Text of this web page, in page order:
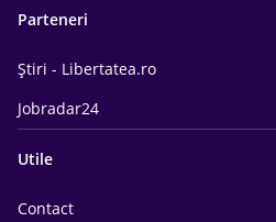
Parteneri
Știri - Libertatea.ro
Jobradar24
Utile
Contact